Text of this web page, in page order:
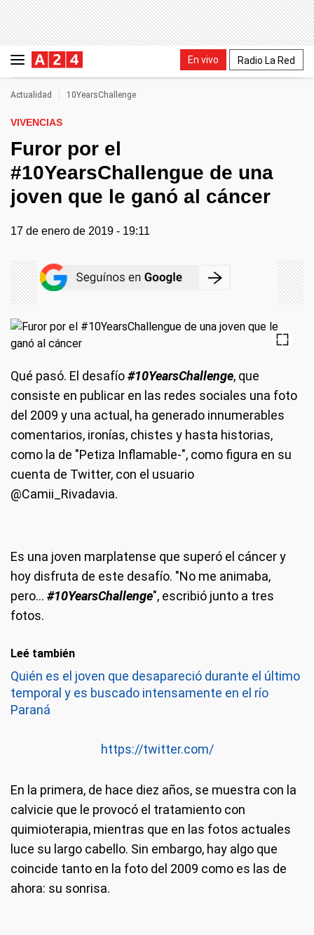
En vivo Radio La Red
Actualidad 10YearsChallenge
VIVENCIAS
Furor por el
#10YearsChallengue de una
joven que le ganó al cáncer
17 de enero de 2019 - 19:11
Qué pasó. El desafío#10YearsChallenge, que
consiste en publicar en las redes sociales una foto
del 2009 y una actual, ha generado innumerables
comentarios, ironías, chistes y hasta historias,
como la de "Petiza Inflamable-", como figura en su
cuenta de Twitter, con el usuario
@Camii_Rivadavia.
Es una joven marplatense que superó el cáncer y
hoy disfruta de este desafío. "No me animaba,
pero... #10YearsChallenge", escribió junto a tres
fotos.
Leé también
Quién es el joven que desapareció durante el último
temporal y es buscado intensamente en el río
Paraná
https://twitter.com/
En la primera, de hace diez años, se muestra con la
calvicie que le provocó el tratamiento con
quimioterapia, mientras que en las fotos actuales
luce su largo cabello. Sin embargo, hay algo que
coincide tanto en la foto del 2009 como es las de
ahora: su sonrisa.